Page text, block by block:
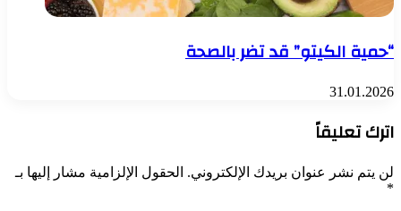
“حمية الكيتو” قد تضر بالصحة
31.01.2026
اترك تعليقاً
لن يتم نشر عنوان بريدك الإلكتروني. الحقول الإلزامية مشار إليها بـ
*